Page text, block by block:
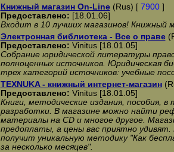
Книжный магазин On-Line(Rus) [ 7900]
Предоставлено: [18.01.06]
Входит в 10 лучших магазинов! Книжный
Электронная библиотека - Все о праве
Предоставлено: Vinitus [18.01.05]
Собрание юридической литературы
полноценных источников. Юридическая
трех категорий источников: учебные
TEXNUKA - книжный интернет-магазин
Предоставлено: Vinitus [18.01.05]
Книги, методические издания, пособия, в
разработки. В магазине можно найти
материалы на CD и многое другое.
предоплаты, а цены вас приятно
получит уникальную методику "Как
за несколько месяцев".